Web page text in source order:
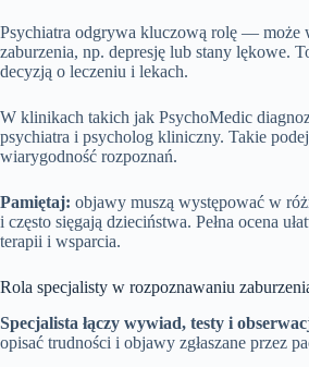
Psychiatra odgrywa kluczową rolę — może
zaburzenia, np. depresję lub stany lękowe.
decyzją o leczeniu i lekach.
W klinikach takich jak PsychoMedic
psychiatra i psycholog kliniczny. Takie
wiarygodność rozpoznań.
Pamiętaj: objawy muszą występować w
i często sięgają dzieciństwa. Pełna ocena
terapii i wsparcia.
Rola specjalisty w rozpoznawaniu
Specjalista łączy wywiad, testy i
opisać trudności i objawy zgłaszane przez